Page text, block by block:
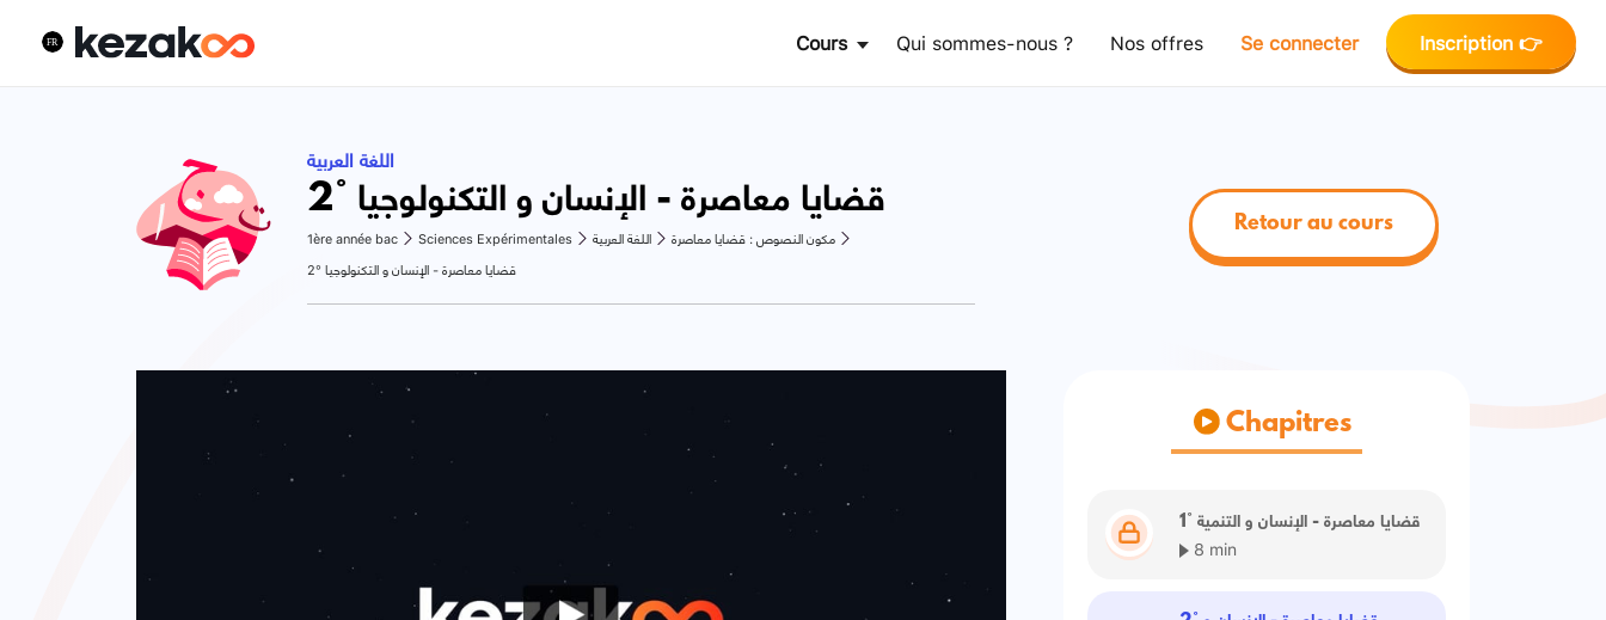
Cours Qui sommes-nous ? Nos offres Se connecter Inscription 👉
اللغة العربية
2° قضايا معاصرة - الإنسان و التكنولوجيا
1ère année bac Sciences Expérimentales اللغة العربية
مكون النصوص : قضايا معاصرة
2° قضايا معاصرة - الإنسان و التكنولوجيا
Retour au cours
Chapitres
1° قضايا معاصرة - الإنسان و التنمية
8 min